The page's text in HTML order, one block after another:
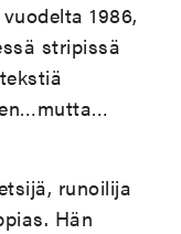
1986,
stripissä
runoilija
Hän